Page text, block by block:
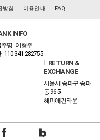
방침 이용안내 FAQ
INFO
명 : 이형주
: 110-341-282755
RETURN &
EXCHANGE
서울시 송파구 송파
동 96-5
해피애견타운